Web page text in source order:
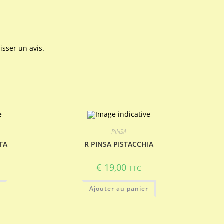
un avis.
PINSA
R PINSA PISTACCHIA
€ 19,00 TTC
Ajouter au panier